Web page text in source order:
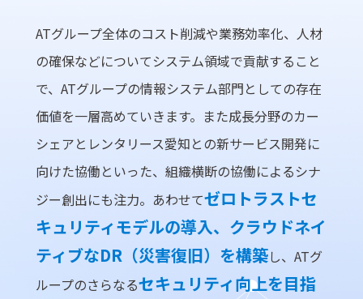
ATグループ全体のコスト削減や業務効率化、人材
の確保などについてシステム領域で貢献すること
で、ATグループの情報システム部門としての存在
価値を一層高めていきます。また成長分野のカー
シェアとレンタリース愛知との新サービス開発に
向けた協働といった、組織横断の協働によるシナ
ジー創出にも注力。あわせてゼロトラストセ
キュリティモデルの導入、クラウドネイ
ティブなDR（災害復旧）を構築し、ATグ
ループのさらなるセキュリティ向上を目指